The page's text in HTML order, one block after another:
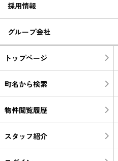
採用情報
グループ会社
トップページ
町名から検索
物件閲覧履歴
スタッフ紹介